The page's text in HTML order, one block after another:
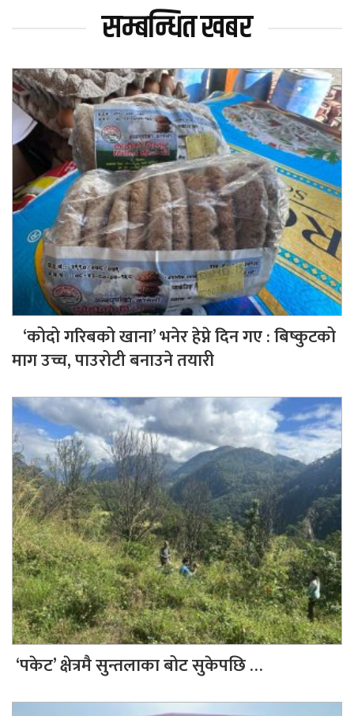
सम्बन्धित खबर
‘कोदो गरिबको खाना’ भनेर हेप्ने दिन गए : बिष्कुटको
माग उच्च, पाउरोटी बनाउने तयारी
‘पकेट’ क्षेत्रमै सुन्तलाका बोट सुकेपछि …